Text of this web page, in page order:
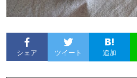
シェア ツイート 追加